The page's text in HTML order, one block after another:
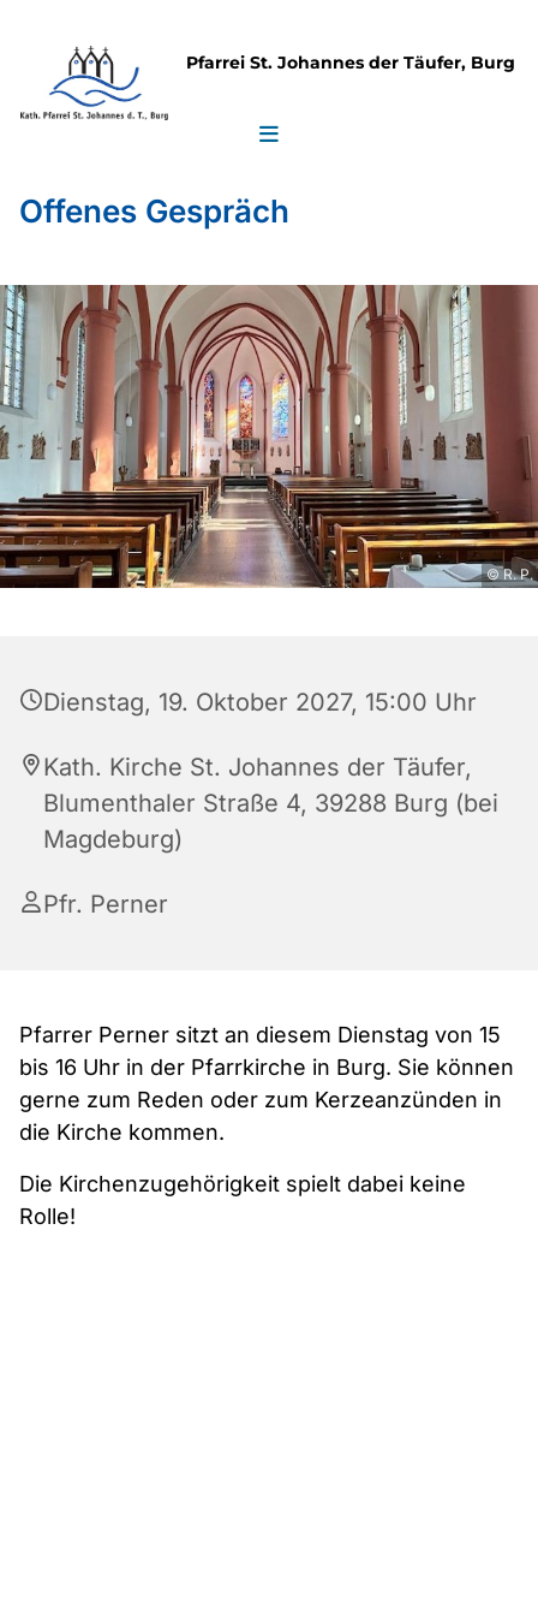
Pfarrei St. Johannes der Täufer, Burg
Offenes Gespräch
© R. P.
Dienstag, 19. Oktober 2027, 15:00 Uhr
Kath. Kirche St. Johannes der Täufer,
Blumenthaler Straße 4, 39288 Burg (bei
Magdeburg)
Pfr. Perner
Pfarrer Perner sitzt an diesem Dienstag von 15
bis 16 Uhr in der Pfarrkirche in Burg. Sie können
gerne zum Reden oder zum Kerzeanzünden in
die Kirche kommen.
Die Kirchenzugehörigkeit spielt dabei keine
Rolle!